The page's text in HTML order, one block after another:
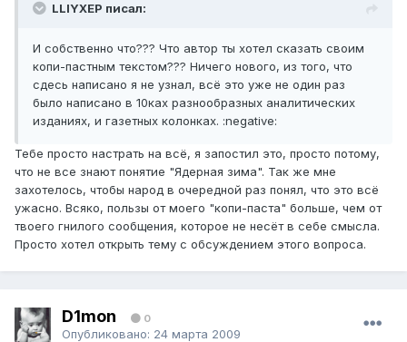
LLIYXEP писал:
И собственно что??? Что автор ты хотел сказать своим
копи-пастным текстом??? Ничего нового, из того, что
сдесь написано я не узнал, всё это уже не один раз
было написано в 10ках разнообразных аналитических
изданиях, и газетных колонках. :negative:
Тебе просто настрать на всё, я запостил это, просто потому,
что не все знают понятие "Ядерная зима". Так же мне
захотелось, чтобы народ в очередной раз понял, что это всё
ужасно. Всяко, пользы от моего "копи-паста" больше, чем от
твоего гнилого сообщения, которое не несёт в себе смысла.
Просто хотел открыть тему с обсуждением этого вопроса.
D1mon 0
Опубликовано: 24 марта 2009